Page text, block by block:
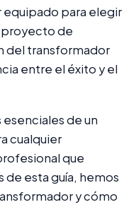
equipado para elegir
de
del transformador
entre el éxito y el
de un
cualquier
que
de esta guía, hemos
y cómo